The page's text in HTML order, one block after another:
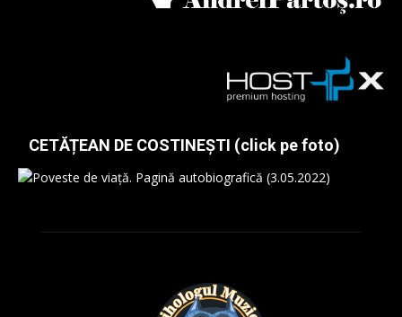
CETĂȚEAN DE COSTINEȘTI (click pe foto)